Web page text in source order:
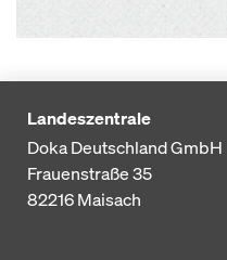
Landeszentrale
Doka Deutschland GmbH
Frauenstraße 35
82216Maisach